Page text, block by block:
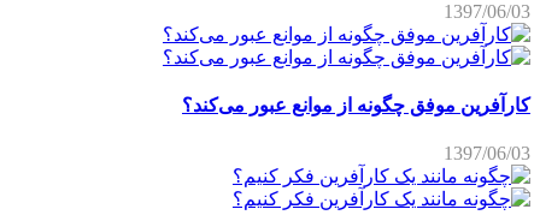
1397/06/03
کارآفرین موفق چگونه از موانع عبور می‌کند؟
1397/06/03